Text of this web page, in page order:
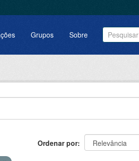
Grupos Sobre
Ordenar por